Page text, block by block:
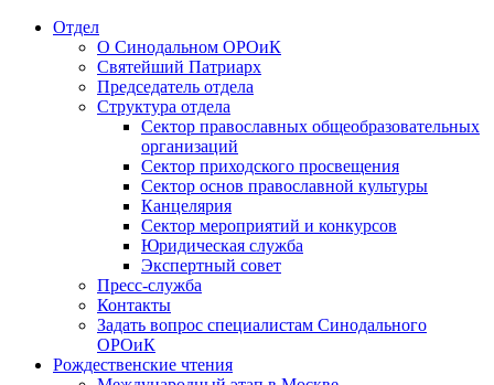
Отдел
О Синодальном ОРОиК
Святейший Патриарх
Председатель отдела
Структура отдела
Сектор православных общеобразовательных
организаций
Сектор приходского просвещения
Сектор основ православной культуры
Канцелярия
Сектор мероприятий и конкурсов
Юридическая служба
Экспертный совет
Пресс-служба
Контакты
Задать вопрос специалистам Синодального
ОРОиК
Рождественские чтения